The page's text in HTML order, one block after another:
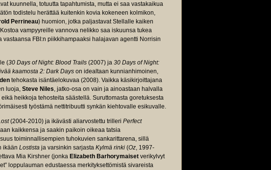
kuunnella, totuutta tapahtumista, mutta ei saa vastakaikua
todistelu herättää kuitenkin kovia kokeneen kolmikon,
Perrineau) huomion, jotka paljastavat Stellalle kaiken
vampyyreille vannova nelikko saa iskuunsa tukea
vastaansa FBI:n piikkihampaaksi halajavan agentti Norrisin
(30 Days of Night: Blood Trails (2007) ja 30 Days of Night:
kaamosta 2: Dark Days on idealtaan kunnianhimoinen,
tehokasta isäntäelokuvaa (2008). Vaikka käsikirjoittajana
luoja, Steve Niles, jatko-osa on vain ja ainoastaan halvalla
heikkoja tehosteita säästellä. Suruttomasta goretuksesta
työstämä nettitribuutti synkän kiehtovalle esikuvalle.
(2004-2010) ja ikävästi aliarvostettu trilleri Perfect
kaikkensa ja saakin paikoin oikeaa tatsia
toiminnallisempien tuhokuvien sankarittarena, sillä
ikään Lostista ja varsinkin sarjasta Kylmä rinki (Oz, 1997-
Mia Kirshner (jonka Elizabeth Barhorymaiset verikylvyt
loppulauman edustaessa merkityksettömistä sivareista